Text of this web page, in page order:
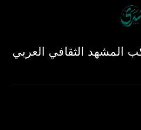
المشهد الثقافي العربي